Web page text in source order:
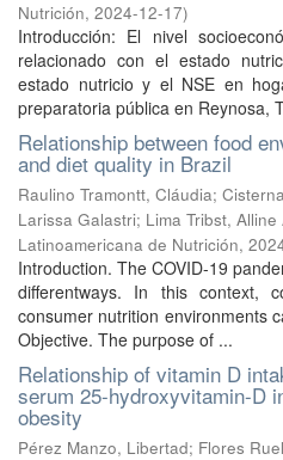
Nutrición, 2024-12-17)
Introducción: El nivel
relacionado con el estado
estado nutricio y el NSE en
preparatoria pública en Reynosa,
Relationship between food
and diet quality in Brazil
Raulino Tramontt, Cláudia;
Larissa Galastri; Lima Tribst,
Latinoamericana de Nutrición,
Introduction. The COVID-19
differentways. In this context,
consumer nutrition environments
Objective. The purpose of ...
Relationship of vitamin D
serum 25-hydroxyvitamin-D
obesity
Pérez Manzo, Libertad; Flores